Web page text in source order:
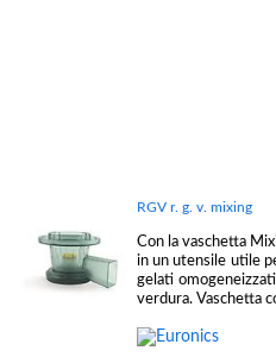
RGV r. g. v. mixing
Con la vaschetta
in un utensile utile
gelati
verdura. Vaschetta